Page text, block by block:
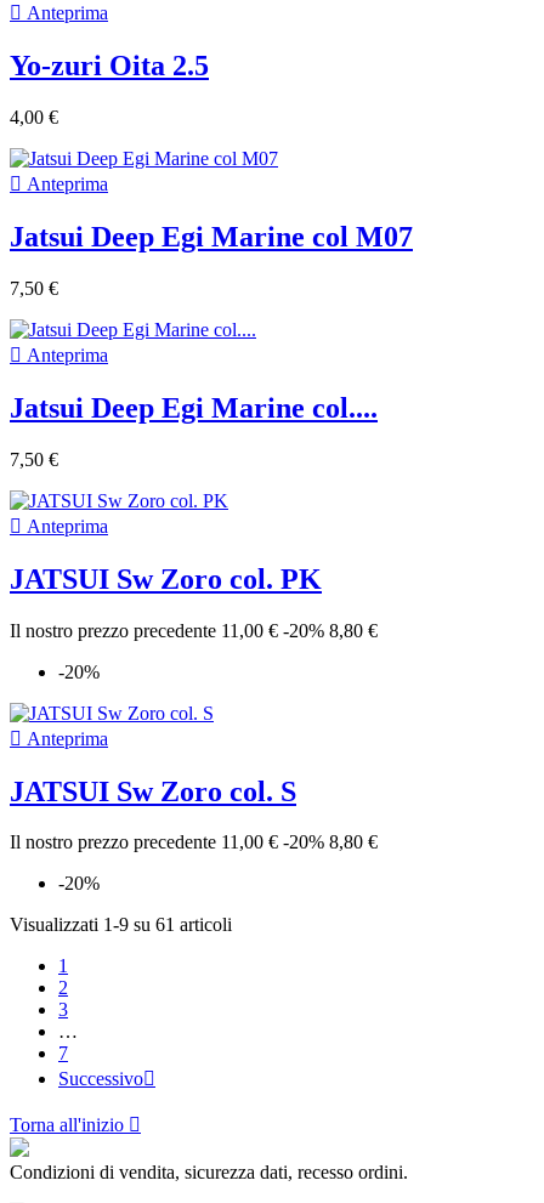
 Anteprima
Yo-zuri Oita 2.5
4,00 €
 Anteprima
Jatsui Deep Egi Marine col M07
7,50 €
 Anteprima
Jatsui Deep Egi Marine col....
7,50 €
 Anteprima
JATSUI Sw Zoro col. PK
Il nostro prezzo precedente 11,00 € -20% 8,80 €
-20%
 Anteprima
JATSUI Sw Zoro col. S
Il nostro prezzo precedente 11,00 € -20% 8,80 €
-20%
Visualizzati 1-9 su 61 articoli
1
2
3
…
7
Successivo
Torna all'inizio 
Condizioni di vendita, sicurezza dati, recesso ordini.